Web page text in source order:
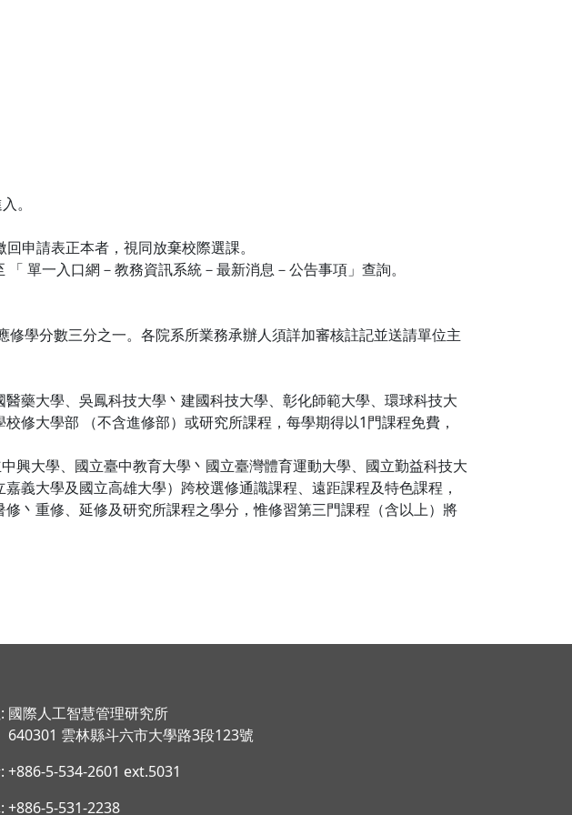
。
申請表正本者，視同放棄校際選課。
單一入口網－教務資訊系統－最新消息－公告事項」查詢。
學分數三分之一。各院系所業務承辦人須詳加審核註記並送請單位主
藥大學、吳鳳科技大學丶建國科技大學、彰化師範大學、環球科技大
修大學部 （不含進修部）或研究所課程，每學期得以1門課程免費，
興大學、國立臺中教育大學丶國立臺灣體育運動大學、國立勤益科技大
義大學及國立高雄大學）跨校選修通識課程、遠距課程及特色課程，
丶重修、延修及研究所課程之學分，惟修習第三門課程（含以上）將
國際人工智慧管理研究所
雲林縣斗六市大學路3段123號
+886-5-534-2601 ext.5031
+886-5-531-2238